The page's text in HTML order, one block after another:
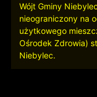
Wójt Gminy
nieograniczony na
użytkowego
Ośrodek Zdrowia)
Niebylec.